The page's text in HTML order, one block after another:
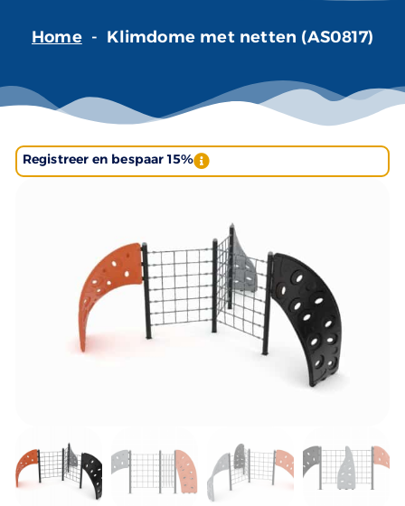
Home - Klimdome met netten (AS0817)
Registreer en bespaar 15%